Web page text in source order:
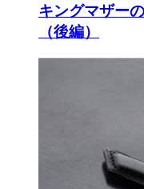
キングマザー
（後編）